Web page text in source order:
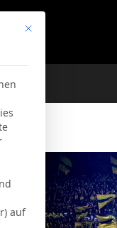
Mit diesem Button
auf